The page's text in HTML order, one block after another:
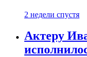
2 недели спустя
Актеру